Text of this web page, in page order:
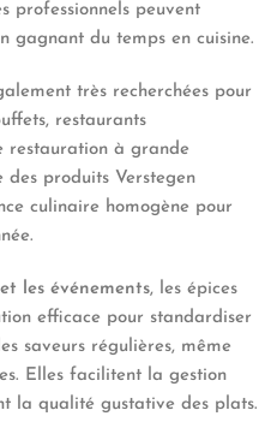
professionnels peuvent
gagnant du temps en cuisine.
très recherchées pour
restaurants
restauration à grande
produits Verstegen
culinaire homogène pour
les événements, les épices
efficace pour standardiser
saveurs régulières, même
Elles facilitent la gestion
la qualité gustative des plats.